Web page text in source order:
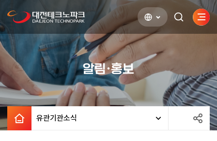
검색하기사이
열기
알림·홍보
유관기관소식